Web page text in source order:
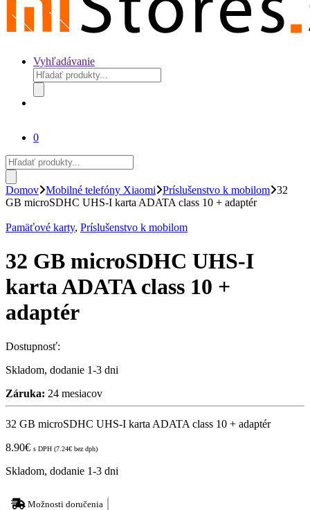
Vyhľadávanie
Products
search
0
Products
search
Domov Mobilné telefóny Xiaomi Príslušenstvo k mobilom 32
GB microSDHC UHS-I karta ADATA class 10 + adaptér
Pamäťové karty, Príslušenstvo k mobilom
32 GB microSDHC UHS-I
karta ADATA class 10 +
adaptér
Dostupnosť:
Skladom, dodanie 1-3 dni
Záruka: 24 mesiacov
32 GB microSDHC UHS-I karta ADATA class 10 + adaptér
8.90€ s DPH (7.24€ bez dph)
Skladom, dodanie 1-3 dni
Možnosti doručenia